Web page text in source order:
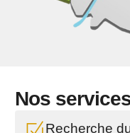
Nos
Recherche